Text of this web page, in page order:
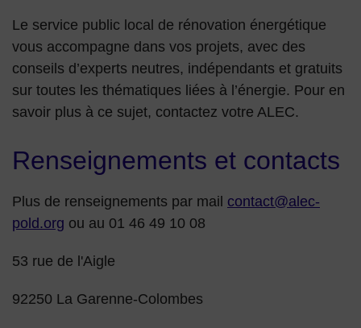
Le service public local de rénovation énergétique
vous accompagne dans vos projets, avec des
conseils d’experts neutres, indépendants et gratuits
sur toutes les thématiques liées à l’énergie. Pour en
savoir plus à ce sujet, contactez votre ALEC.
Renseignements et contacts
Plus de renseignements par mail contact@alec-
pold.org ou au 01 46 49 10 08
53 rue de l'Aigle
92250 La Garenne-Colombes